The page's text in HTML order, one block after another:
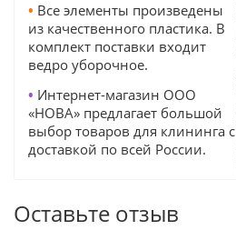
• Все элементы произведены
из качественного пластика. В
комплект поставки входит
ведро уборочное.
• Интернет-магазин ООО
«НОВА» предлагает большой
выбор товаров для клининга с
доставкой по всей России.
Оставьте отзыв